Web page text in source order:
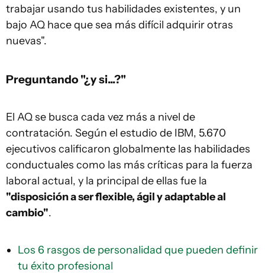
trabajar usando tus habilidades existentes, y un
bajo AQ hace que sea más difícil adquirir otras
nuevas".
Preguntando "¿y si...?"
El AQ se busca cada vez más a nivel de
contratación. Según el estudio de IBM, 5.670
ejecutivos calificaron globalmente las habilidades
conductuales como las más críticas para la fuerza
laboral actual, y la principal de ellas fue la
"disposición a ser flexible, ágil y adaptable al
cambio".
Los 6 rasgos de personalidad que pueden definir
tu éxito profesional